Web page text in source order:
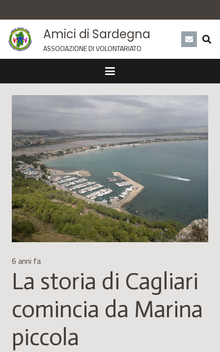
Amici di Sardegna
ASSOCIAZIONE DI VOLONTARIATO
6 anni fa
La storia di Cagliari
comincia da Marina
piccola